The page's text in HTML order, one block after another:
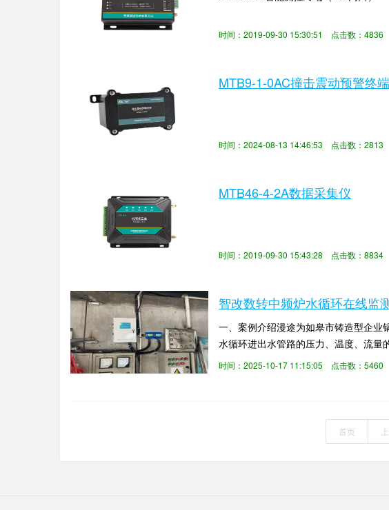
时间：2019-09-30 15:30:51 点击数：4836
MTB9-1-0AC撞击震动预警终端
时间：2024-08-13 14:46:53 点击数：2813
MTB46-4-2A数据采集仪
时间：2019-09-30 15:43:28 点击数：8834
智改数转中频炉水循环在线监
一、案例介绍漫途为如皋市铸造型企业
水循环进出水管路的压力、温度、流量
况，降低企业危险生产事故发生，针对异
时间：2025-10-17 11:15:05 点击数：5460
首页